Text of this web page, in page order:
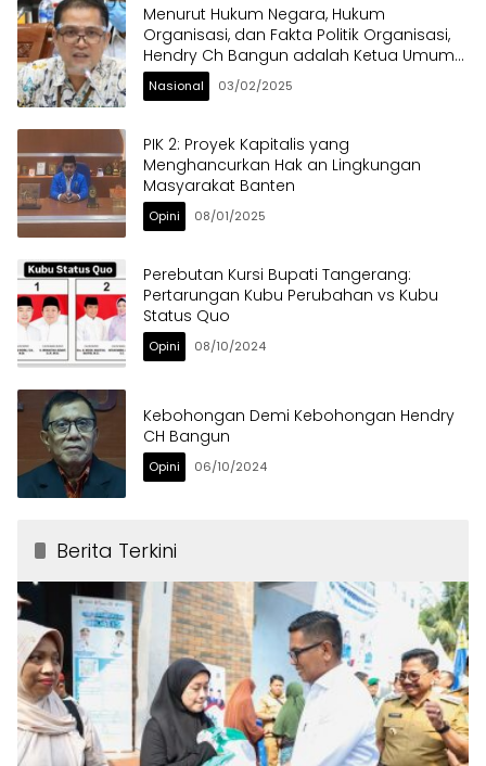
Menurut Hukum Negara, Hukum
Organisasi, dan Fakta Politik Organisasi,
Hendry Ch Bangun adalah Ketua Umum
PWI Pusat yang Sah
Nasional 03/02/2025
PIK 2: Proyek Kapitalis yang
Menghancurkan Hak an Lingkungan
Masyarakat Banten
Opini 08/01/2025
Perebutan Kursi Bupati Tangerang:
Pertarungan Kubu Perubahan vs Kubu
Status Quo
Opini 08/10/2024
Kebohongan Demi Kebohongan Hendry
CH Bangun
Opini 06/10/2024
Berita Terkini